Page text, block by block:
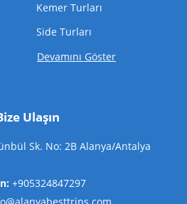
Kemer Turları
Side Turları
Devamını Göster
Ulaşın
Sk. No: 2B Alanya/Antalya
+905324847297